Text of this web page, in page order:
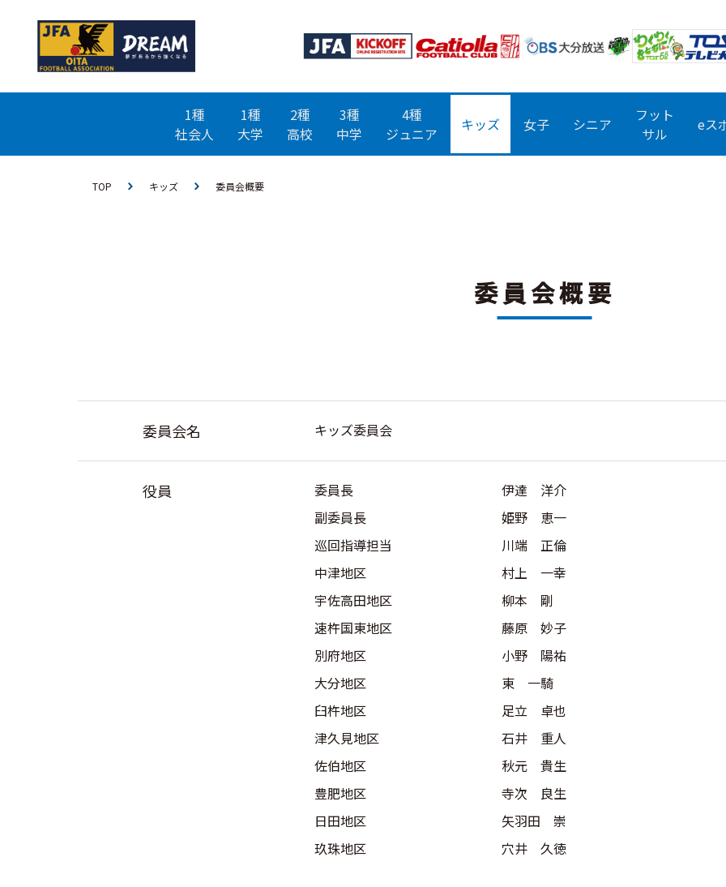
1種
社会人
1種
大学
2種
高校
3種
中学
4種
ジュニア
キッズ 女子 シニア
フット
サル
eス
TOP キッズ 委員会概要
委員会概要
委員会名 キッズ委員会
役員 委員長
伊達 洋介
副委員長
姫野 恵一
巡回指導担当
川端 正倫
中津地区
村上 一幸
宇佐高田地区
柳本 剛
速杵国東地区
藤原 妙子
別府地区
小野 陽祐
大分地区
東 一騎
臼杵地区
足立 卓也
津久見地区
石井 重人
佐伯地区
秋元 貴生
豊肥地区
寺次 良生
日田地区
矢羽田 崇
玖珠地区
穴井 久徳